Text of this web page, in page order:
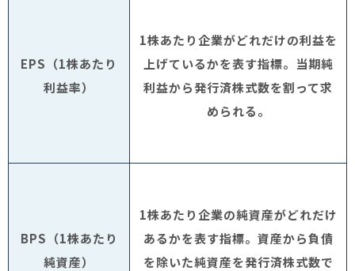
EPS （1株あたり
利益率）
1株あたり企業がどれだけの利益を
上げているかを表す指標。当期純
利益から発行済株式数を割って求
められる。
BPS （1株あたり
純資産）
1株あたり企業の純資産がどれだけ
あるかを表す指標。資産から負債
を除いた純資産を発行済株式数で